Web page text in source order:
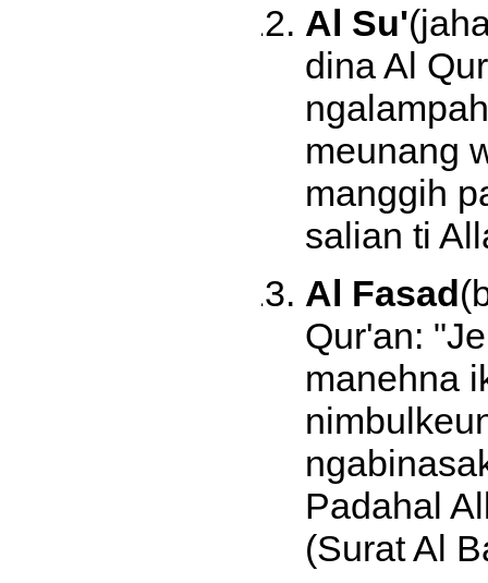
Al Su'
dina Al
meunang
manggih
salian ti
Al Fasad
Qur'an:
manehna
Padahal
(Surat Al